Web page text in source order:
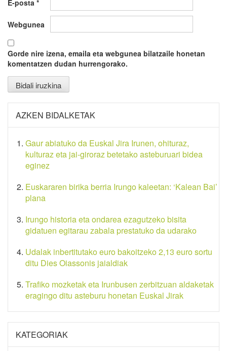
E-posta *
Webgunea
Gorde nire izena, emaila eta webgunea bilatzaile honetan
komentatzen dudan hurrengorako.
AZKEN BIDALKETAK
Gaur abiatuko da Euskal Jira Irunen, ohituraz,
kulturaz eta jai-giroraz betetako asteburuari bidea
eginez
Euskararen birika berria Irungo kaleetan: ‘Kalean Bai’
plana
Irungo historia eta ondarea ezagutzeko bisita
gidatuen egitarau zabala prestatuko da udarako
Udalak inbertitutako euro bakoitzeko 2,13 euro sortu
ditu Dies Oiassonis jaialdiak
Trafiko mozketak eta Irunbusen zerbitzuan aldaketak
eragingo ditu asteburu honetan Euskal Jirak
KATEGORIAK